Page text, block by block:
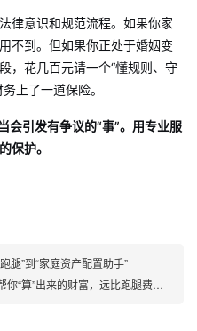
律意识和规范流程。如果你家
不到。但如果你正处于婚姻变
，花几百元请一个“懂规则、守
上了一道保险。
会引发有争议的“事”。用专业服
保护。
腿”到“家庭资产配置助手”
算”出来的财富，远比跑腿费值钱